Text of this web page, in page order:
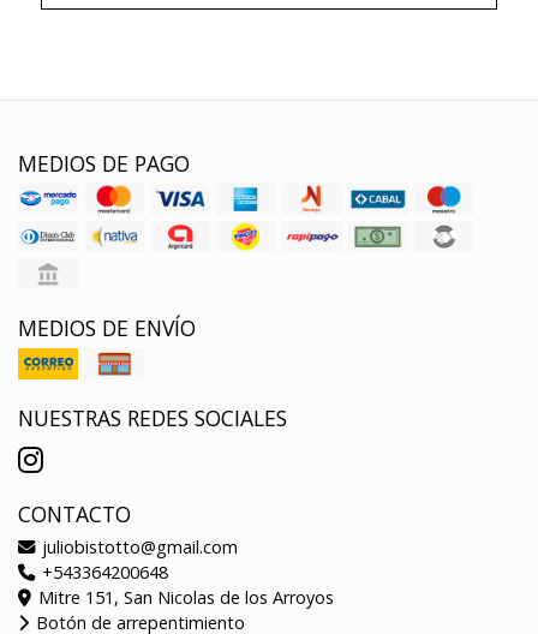
MEDIOS DE PAGO
MEDIOS DE ENVÍO
NUESTRAS REDES SOCIALES
CONTACTO
juliobistotto@gmail.com
+543364200648
Mitre 151, San Nicolas de los Arroyos
Botón de arrepentimiento